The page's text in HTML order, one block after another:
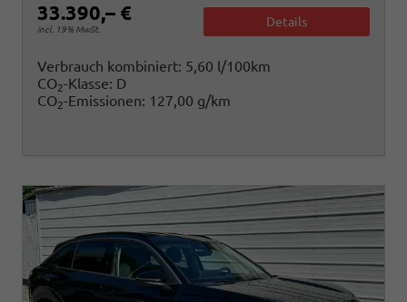
33.390,– €
incl. 19% MwSt.
Details
Verbrauch kombiniert: 5,60 l/100km
CO2-Klasse: D
CO2-Emissionen: 127,00 g/km